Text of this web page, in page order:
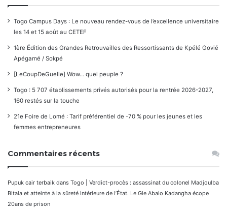
Togo Campus Days : Le nouveau rendez-vous de l’excellence universitaire
les 14 et 15 août au CETEF
1ère Édition des Grandes Retrouvailles des Ressortissants de Kpélé Govié
Apégamé / Sokpé
[LeCoupDeGuelle] Wow… quel peuple ?
Togo : 5 707 établissements privés autorisés pour la rentrée 2026-2027,
160 restés sur la touche
21e Foire de Lomé : Tarif préférentiel de -70 % pour les jeunes et les
femmes entrepreneures
Commentaires récents
Pupuk cair terbaik dans Togo | Verdict-procès : assassinat du colonel Madjoulba
Bitala et atteinte à la sûreté intérieure de l’État. Le Gle Abalo Kadangha écope
20ans de prison